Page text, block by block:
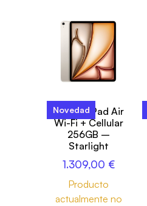
Novedad
13-inch iPad Air
Wi-Fi + Cellular
256GB –
Starlight
1.309,00 €
Producto
actualmente no